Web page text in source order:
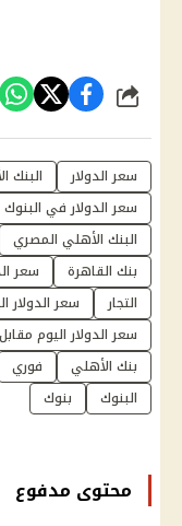
شارك
سعر الدولار البنك
سعر الدولار في البنوك
البنك الأهلي المصري
بنك القاهرة
سعر
التجار
سعر الدولار
سعر الدولار اليوم
بنك الأهلي
فوري
البنوك
بنوك
محتوى مدفوع